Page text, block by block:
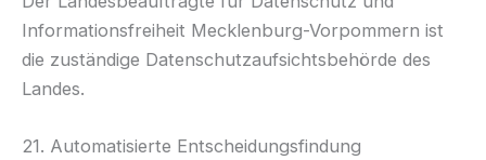
Informationsfreiheit Mecklenburg-Vorpommern ist
die zuständige Datenschutzaufsichtsbehörde des
Landes.
21. Automatisierte Entscheidungsfindung